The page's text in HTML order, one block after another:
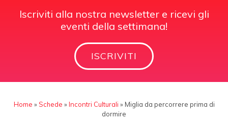
Iscriviti alla nostra newsletter e ricevi gli
eventi della settimana!
ISCRIVITI
Home »Schede »Incontri Culturali » Miglia da percorrere prima di
dormire